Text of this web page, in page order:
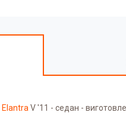
Elantra V '11 - седан -